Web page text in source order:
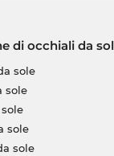
di occhiali da
sole
sole
sole
sole